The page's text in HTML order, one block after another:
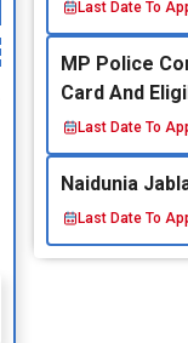
Last Date To
MP Police
Card And
Last Date To
Naidunia
Last Date To